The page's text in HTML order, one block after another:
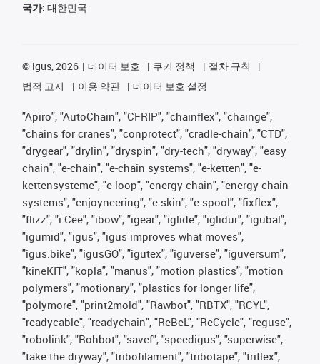
국가: 대한민국
© igus, 2026 데이터 보호 쿠키 정책
절차 규칙
법적 고지
이용 약관 데이터 보호 설정
"Apiro", "AutoChain", "CFRIP", "chainflex", "chainge",
"chains for cranes", "conprotect", "cradle-chain", "CTD",
"drygear", "drylin", "dryspin", "dry-tech", "dryway", "easy
chain", "e-chain", "e-chain systems", "e-ketten", "e-
kettensysteme", "e-loop", "energy chain", "energy chain
systems", "enjoyneering", "e-skin", "e-spool", "fixflex",
"flizz", "i.Cee", "ibow", "igear", "iglide", "iglidur", "igubal",
"igumid", "igus", "igus improves what moves",
"igus:bike", "igusGO", "igutex", "iguverse", "iguversum",
"kineKIT", "kopla", "manus", "motion plastics", "motion
polymers", "motionary", "plastics for longer life",
"polymore", "print2mold", "Rawbot", "RBTX", "RCYL",
"readycable", "readychain", "ReBeL", "ReCycle", "reguse",
"robolink", "Rohbot", "savef", "speedigus", "superwise",
"take the dryway", "tribofilament", "tribotape", "triflex",